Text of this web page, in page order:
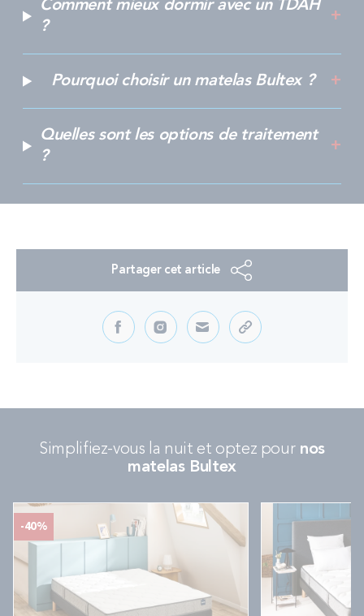
Comment mieux dormir avec un TDAH
?
Pourquoi choisir un matelas Bultex ?
Quelles sont les options de traitement
?
Partager cet article
Simplifiez-vous la nuit et optez pournos
matelas Bultex
-40%